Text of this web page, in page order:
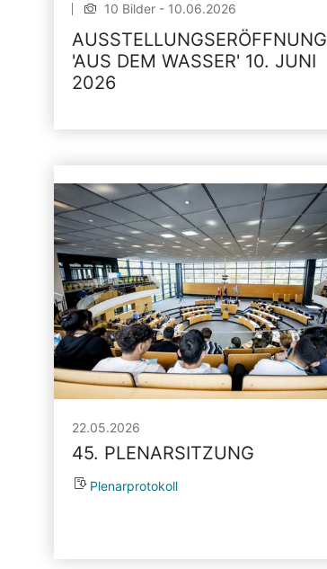
10 Bilder - 10.06.2026
AUSSTELLUNGSERÖFFNUNG
'AUS DEM WASSER' 10. JUNI
2026
22.05.2026
45. PLENARSITZUNG
Plenarprotokoll